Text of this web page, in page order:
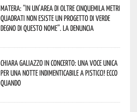
Matera: “In un’area di oltre cinquemila metri
quadrati non esiste un progetto di verde
degno di questo nome”. La denuncia
Chiara Galiazzo in concerto: una voce unica
per una notte indimenticabile a Pisticci! Ecco
quando